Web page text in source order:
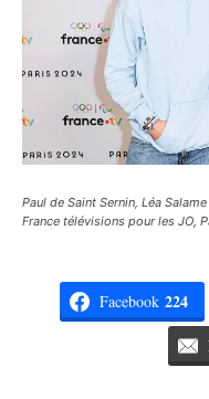
Paul de Saint Sernin, Léa
France télévisions pour les JO,
Facebook 224